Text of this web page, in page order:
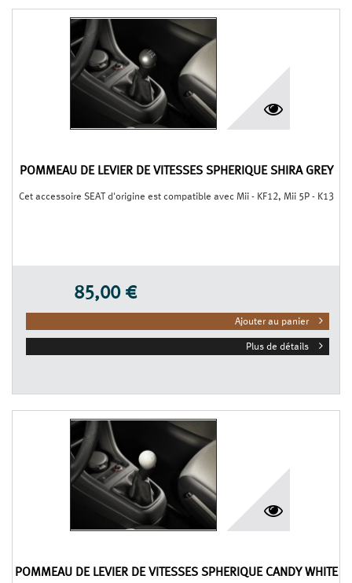
POMMEAU DE LEVIER DE VITESSES SPHÉRIQUE SHIRA GREY
Cet accessoire SEAT d'origine est compatible avec Mii - KF12, Mii 5P - K13
85,00 €
Ajouter au panier
Plus de détails
POMMEAU DE LEVIER DE VITESSES SPHÉRIQUE CANDY WHITE